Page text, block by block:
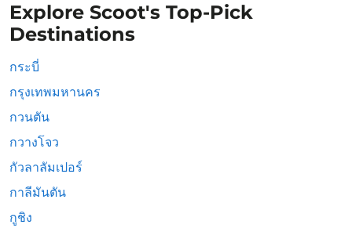
Explore Scoot's Top-Pick
Destinations
กระบี่
กรุงเทพมหานคร
กวนตัน
กวางโจว
กัวลาลัมเปอร์
กาลีมันตัน
กูชิง